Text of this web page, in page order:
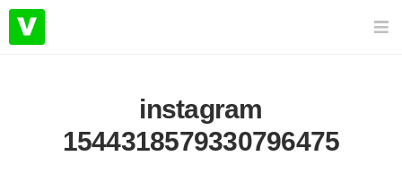
instagram
1544318579330796475